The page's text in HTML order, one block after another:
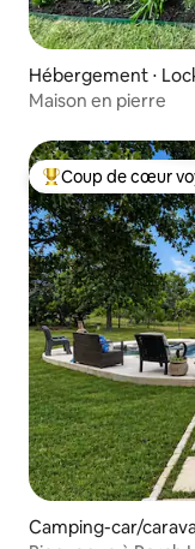
Hébergement ⋅
Maison en pierre
Coups de cœur
Coup de cœur
Camping-car/